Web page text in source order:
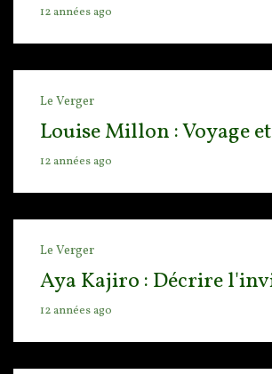
12 années ago
Le Verger
Louise Millon : Voyage
12 années ago
Le Verger
Aya Kajiro : Décrire
12 années ago